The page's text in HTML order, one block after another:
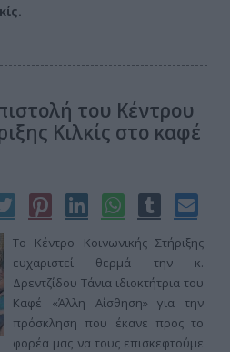
του Κέντρου
Κιλκίς στο καφέ
Το Κέντρο Κοινωνικής Στήριξης
ευχαριστεί θερμά την κ.
Δρεντζίδου Τάνια ιδιοκτήτρια του
Καφέ «Άλλη Αίσθηση» για την
πρόσκληση που έκανε προς το
φορέα μας να τους επισκεφτούμε